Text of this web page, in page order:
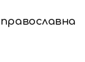
православна